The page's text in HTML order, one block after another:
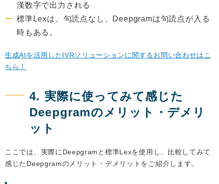
漢数字で出力される
標準Lexは、句読点なし、Deepgramは句読点が入る
時もある。
生成AIを活用したIVRソリューションに関するお問い合わせはこ
ちら！
4. 実際に使ってみて感じた
Deepgramのメリット・デメリ
ット
ここでは、実際にDeepgramと標準Lexを使用し、比較してみて
感じたDeepgramのメリット・デメリットをご紹介します。